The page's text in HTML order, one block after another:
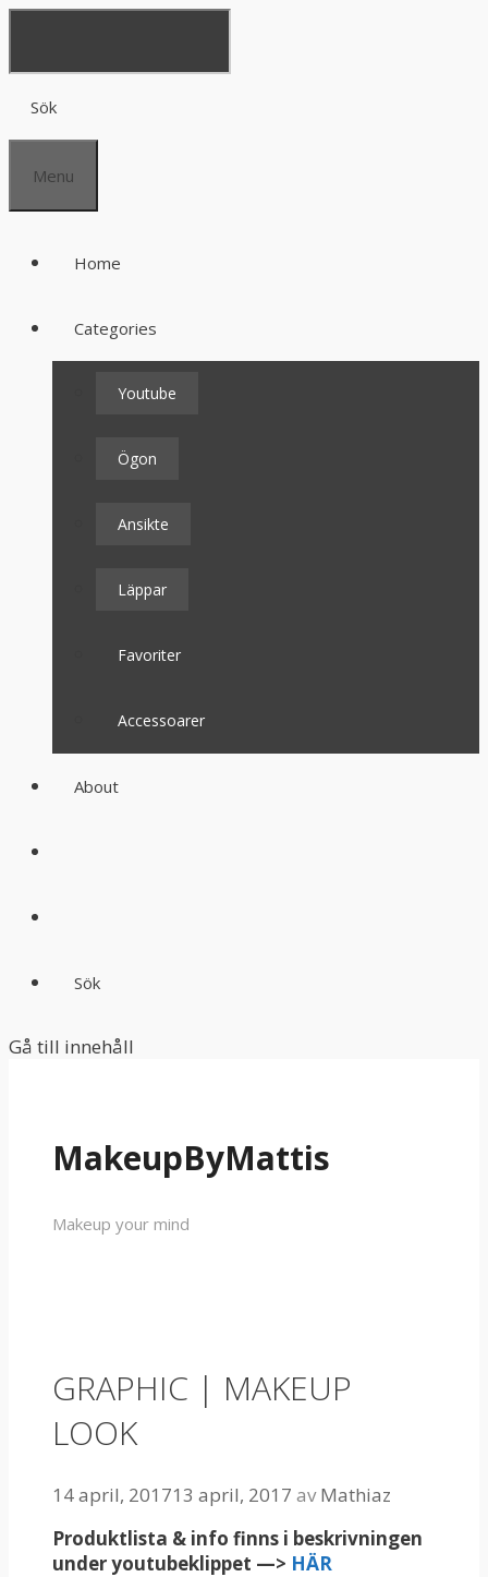
Sök
Menu
Home
Categories
Youtube
Ögon
Ansikte
Läppar
Favoriter
Accessoarer
About
Sök
Gå till innehåll
MakeupByMattis
Makeup your mind
GRAPHIC | MAKEUP
LOOK
14 april, 201713 april, 2017 avMathiaz
Produktlista & info finns i beskrivningen
under youtubeklippet —> HÄR